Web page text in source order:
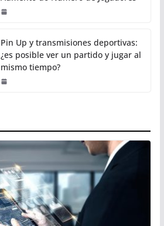
Pin Up y transmisiones deportivas:
¿es posible ver un partido y jugar al
mismo tiempo?